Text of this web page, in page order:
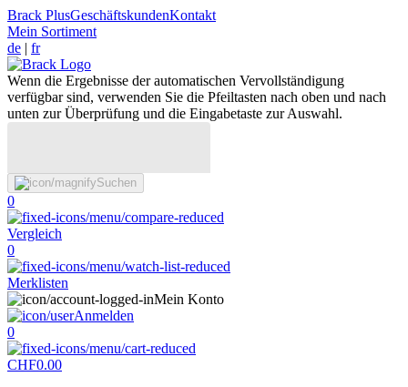
Brack PlusGeschäftskundenKontakt
Mein Sortiment
de | fr
Wenn die Ergebnisse der automatischen Vervollständigung
verfügbar sind, verwenden Sie die Pfeiltasten nach oben und nach
unten zur Überprüfung und die Eingabetaste zur Auswahl.
Suchen
0
Vergleich
0
Merklisten
Mein Konto
Anmelden
0
CHF0.00